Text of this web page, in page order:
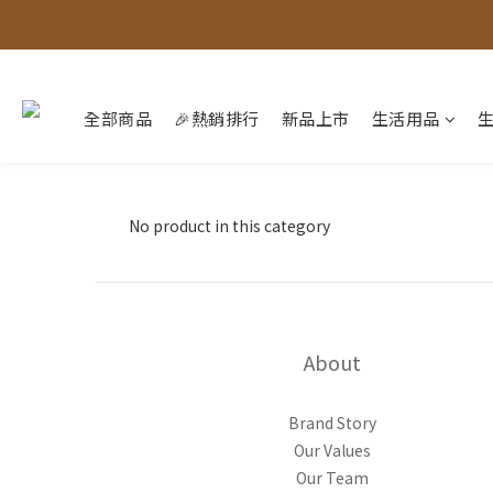
全部商品 🎉熱銷排行 新品上市 生活用品
No product in this category
About
Brand Story
Our Values
Our Team